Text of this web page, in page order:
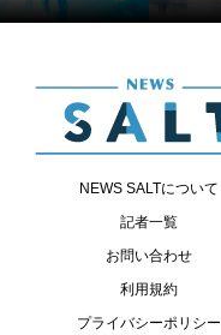
NEWS SALTについて
記者一覧
お問い合わせ
利用規約
プライバシーポリシー